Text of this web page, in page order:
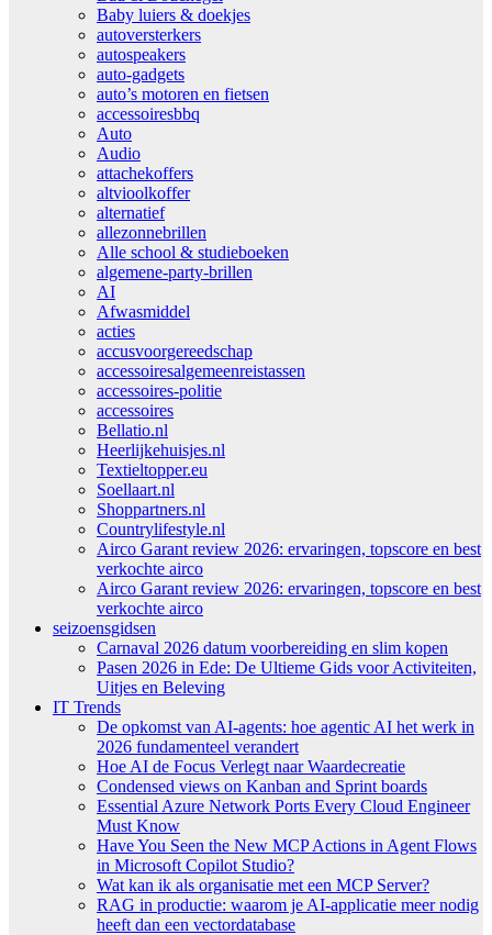
Baby luiers & doekjes
autoversterkers
autospeakers
auto-gadgets
auto’s motoren en fietsen
accessoiresbbq
Auto
Audio
attachekoffers
altvioolkoffer
alternatief
allezonnebrillen
Alle school & studieboeken
algemene-party-brillen
AI
Afwasmiddel
acties
accusvoorgereedschap
accessoiresalgemeenreistassen
accessoires-politie
accessoires
Bellatio.nl
Heerlijkehuisjes.nl
Textieltopper.eu
Soellaart.nl
Shoppartners.nl
Countrylifestyle.nl
Airco Garant review 2026: ervaringen, topscore en best
verkochte airco
Airco Garant review 2026: ervaringen, topscore en best
verkochte airco
seizoensgidsen
Carnaval 2026 datum voorbereiding en slim kopen
Pasen 2026 in Ede: De Ultieme Gids voor Activiteiten,
Uitjes en Beleving
IT Trends
De opkomst van AI-agents: hoe agentic AI het werk in
2026 fundamenteel verandert
Hoe AI de Focus Verlegt naar Waardecreatie
Condensed views on Kanban and Sprint boards
Essential Azure Network Ports Every Cloud Engineer
Must Know
Have You Seen the New MCP Actions in Agent Flows
in Microsoft Copilot Studio?
Wat kan ik als organisatie met een MCP Server?
RAG in productie: waarom je AI-applicatie meer nodig
heeft dan een vectordatabase